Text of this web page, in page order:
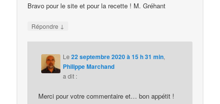
Bravo pour le site et pour la recette ! M. Gréhant
Répondre ↓
Le22 septembre 2020 à 15 h 31 min,
Philippe Marchand
a dit :
Merci pour votre commentaire et… bon appétit !